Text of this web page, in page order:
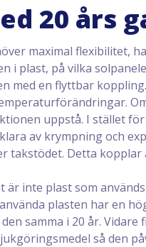
20 års
maximal flexibilitet,
i plast, på vilka
med en flyttbar
uppstå. I stället
av krympning och
takstödet. Detta
är inte plast som
plasten har en
samma i 20 år. Vidare
så den